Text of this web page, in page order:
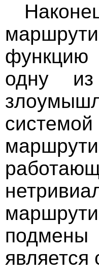
функцию
одну
является